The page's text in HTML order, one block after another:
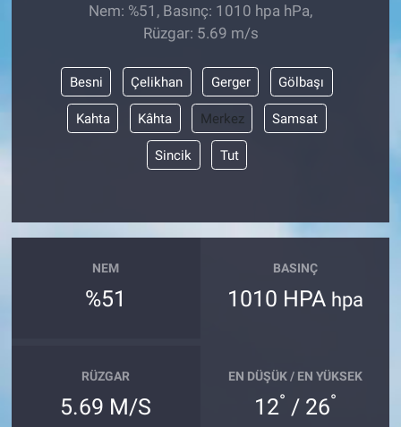
Nem: %51, Basınç: 1010 hpa hPa,
Rüzgar: 5.69 m/s
Besni Çelikhan Gerger Gölbaşı
Kahta Kâhta Merkez Samsat
Sincik Tut
NEM
%51
BASINÇ
1010 HPA hpa
RÜZGAR
5.69 M/S
EN DÜŞÜK / EN YÜKSEK
12° / 26°